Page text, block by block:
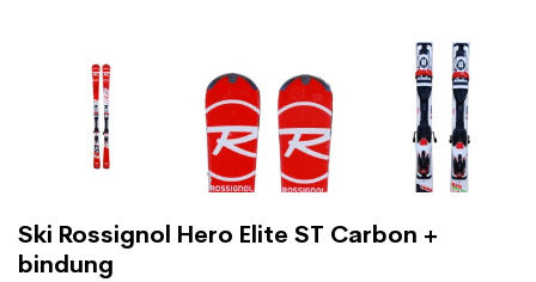
Ski Rossignol Hero Elite ST Carbon +
bindung